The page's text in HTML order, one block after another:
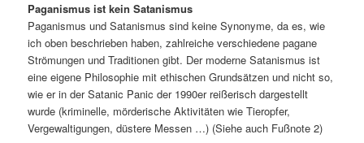
Paganismus ist kein Satanismus
Paganismus und Satanismus sind keine Synonyme, da es, wie
ich oben beschrieben haben, zahlreiche verschiedene pagane
Strömungen und Traditionen gibt. Der moderne Satanismus ist
eine eigene Philosophie mit ethischen Grundsätzen und nicht so,
wie er in der Satanic Panic der 1990er reißerisch dargestellt
wurde (kriminelle, mörderische Aktivitäten wie Tieropfer,
Vergewaltigungen, düstere Messen …) (Siehe auch Fußnote 2)